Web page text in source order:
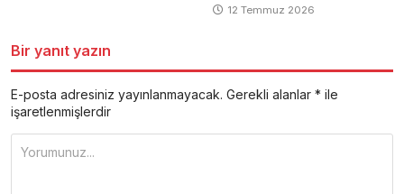
12 Temmuz 2026
Bir yanıt yazın
E-posta adresiniz yayınlanmayacak. Gerekli alanlar * ile
işaretlenmişlerdir